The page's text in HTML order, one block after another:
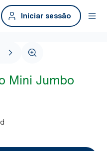
Iniciar sessão
Mini Jumbo